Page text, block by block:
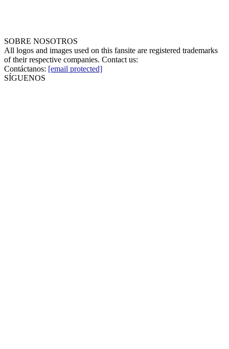
SOBRE NOSOTROS
All logos and images used on this fansite are registered trademarks
of their respective companies. Contact us:
Contáctanos: [email protected]
SÍGUENOS